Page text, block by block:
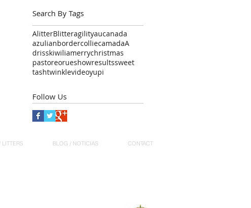
Search By Tags
AlitterBlitteragilityaucanada
azulianbordercolliecamadaA
drisskiwiliamerrychristmas
pastoreorueshowresultssweet
tashtwinklevideoyupi
Follow Us
BLOG / NOTICIAS CONTACT